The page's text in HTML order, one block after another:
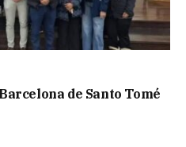
de Santo Tomé